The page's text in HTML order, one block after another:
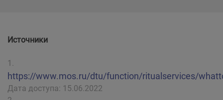
Источники
https://www.mos.ru/dtu/function/ritualservices/
Дата доступа: 15.06.2022